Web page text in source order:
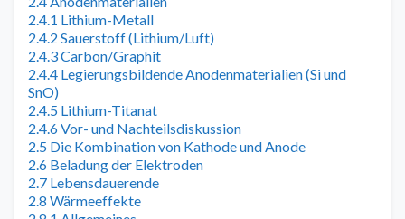
2.4.1 Lithium-Metall
2.4.2 Sauerstoff (Lithium/Luft)
2.4.3 Carbon/Graphit
2.4.4 Legierungsbildende Anodenmaterialien (Si und
SnO)
2.4.5 Lithium-Titanat
2.4.6 Vor- und Nachteilsdiskussion
2.5 Die Kombination von Kathode und Anode
2.6 Beladung der Elektroden
2.7 Lebensdauerende
2.8 Wärmeeffekte